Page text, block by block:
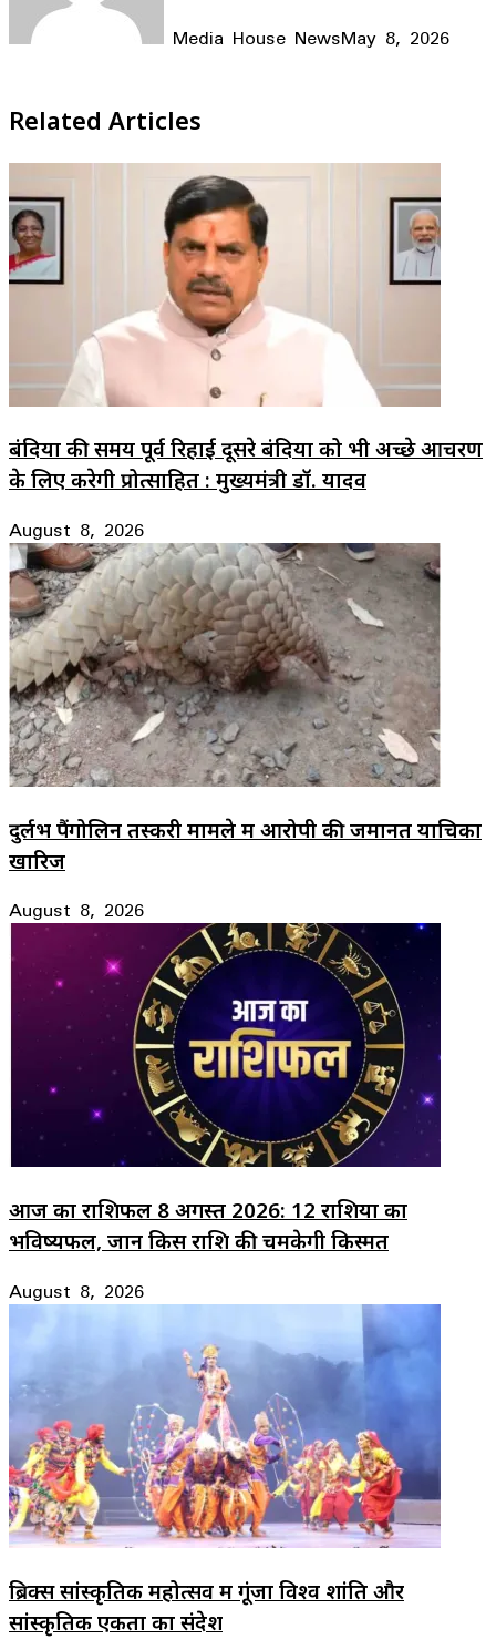
Media House NewsMay 8, 2026
Related Articles
बंदियों की समय पूर्व रिहाई दूसरे बंदियों को भी अच्छे आचरण
के लिए करेगी प्रोत्साहित : मुख्यमंत्री डॉ. यादव
August 8, 2026
दुर्लभ पैंगोलिन तस्करी मामले में आरोपी की जमानत याचिका
खारिज
August 8, 2026
आज का राशिफल 8 अगस्त 2026: 12 राशियों का
भविष्यफल, जानें किस राशि की चमकेगी किस्मत
August 8, 2026
ब्रिक्स सांस्कृतिक महोत्सव में गूंजा विश्व शांति और
सांस्कृतिक एकता का संदेश